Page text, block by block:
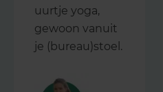
uurtje yoga,
gewoon vanuit
je (bureau)stoel.